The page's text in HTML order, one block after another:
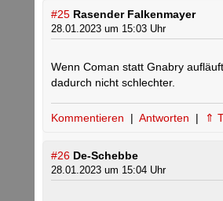
#25 Rasender Falkenmayer
28.01.2023 um 15:03 Uhr
Wenn Coman statt Gnabry
dadurch nicht schlechter.
Kommentieren | Antworten | ⇑
#26 De-Schebbe
28.01.2023 um 15:04 Uhr